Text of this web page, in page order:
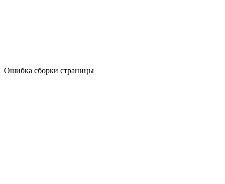
Ошибка сборки страницы